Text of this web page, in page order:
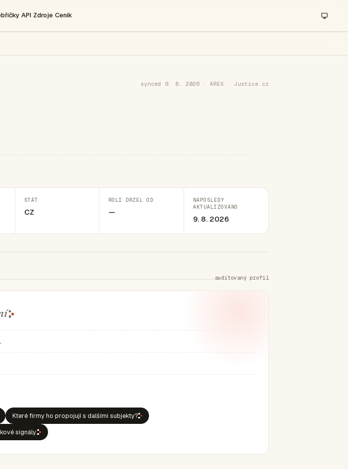
API Zdroje Ceník
synced 9. 8. 2026 · ARES · Justice.cz
STÁT
CZ
ROLI DRŽEL OD
—
NAPOSLEDY
AKTUALIZOVÁNO
9. 8. 2026
auditovaný profil
Které firmy ho propojují s dalšími subjekty?
signály.